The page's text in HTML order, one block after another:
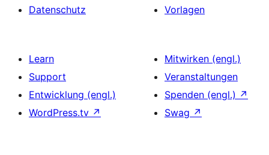
Datenschutz
Vorlagen
Learn
Support
Entwicklung (engl.)
WordPress.tv ↗
Mitwirken (engl.)
Veranstaltungen
Spenden (engl.) ↗
Swag ↗